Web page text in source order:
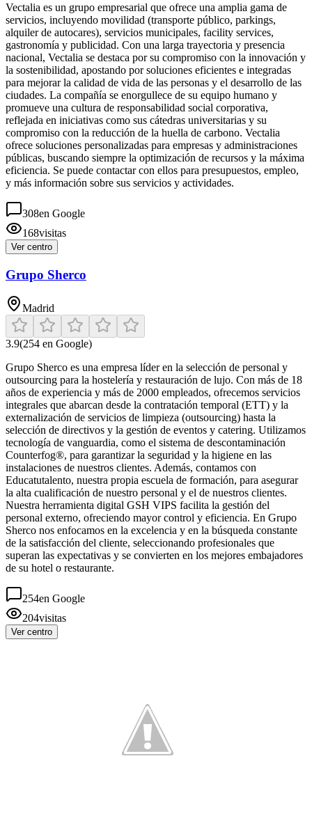
Vectalia es un grupo empresarial que ofrece una amplia gama de
servicios, incluyendo movilidad (transporte público, parkings,
alquiler de autocares), servicios municipales, facility services,
gastronomía y publicidad. Con una larga trayectoria y presencia
nacional, Vectalia se destaca por su compromiso con la innovación y
la sostenibilidad, apostando por soluciones eficientes e integradas
para mejorar la calidad de vida de las personas y el desarrollo de las
ciudades. La compañía se enorgullece de su equipo humano y
promueve una cultura de responsabilidad social corporativa,
reflejada en iniciativas como sus cátedras universitarias y su
compromiso con la reducción de la huella de carbono. Vectalia
ofrece soluciones personalizadas para empresas y administraciones
públicas, buscando siempre la optimización de recursos y la máxima
eficiencia. Se puede contactar con ellos para presupuestos, empleo,
y más información sobre sus servicios y actividades.
308en Google
168visitas
Ver centro
Grupo Sherco
Madrid
3.9(254 en Google)
Grupo Sherco es una empresa líder en la selección de personal y
outsourcing para la hostelería y restauración de lujo. Con más de 18
años de experiencia y más de 2000 empleados, ofrecemos servicios
integrales que abarcan desde la contratación temporal (ETT) y la
externalización de servicios de limpieza (outsourcing) hasta la
selección de directivos y la gestión de eventos y catering. Utilizamos
tecnología de vanguardia, como el sistema de descontaminación
Counterfog®, para garantizar la seguridad y la higiene en las
instalaciones de nuestros clientes. Además, contamos con
Educatutalento, nuestra propia escuela de formación, para asegurar
la alta cualificación de nuestro personal y el de nuestros clientes.
Nuestra herramienta digital GSH VIPS facilita la gestión del
personal externo, ofreciendo mayor control y eficiencia. En Grupo
Sherco nos enfocamos en la excelencia y en la búsqueda constante
de la satisfacción del cliente, seleccionando profesionales que
superan las expectativas y se convierten en los mejores embajadores
de su hotel o restaurante.
254en Google
204visitas
Ver centro